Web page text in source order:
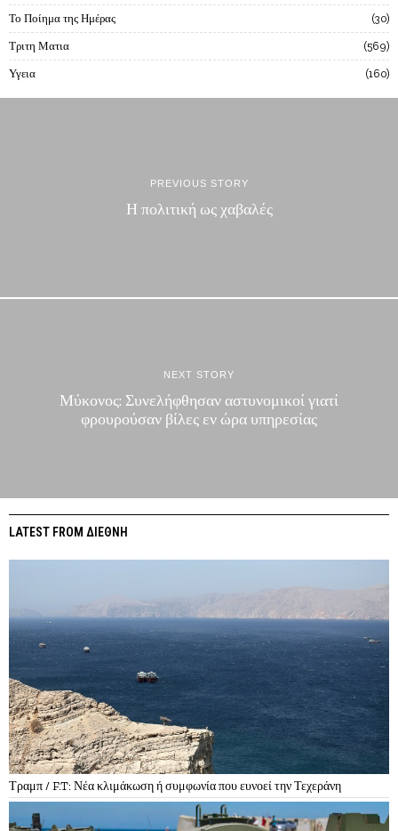
Το Ποίημα της Ημέρας 30
Τριτη Ματια 569
Υγεια 160
PREVIOUS STORY
Η πολιτική ως χαβαλές
NEXT STORY
Μύκονος: Συνελήφθησαν αστυνομικοί γιατί
φρουρούσαν βίλες εν ώρα υπηρεσίας
LATEST FROM ΔΙΕΘΝΗ
Τραμπ / F.T: Νέα κλιμάκωση ή συμφωνία που ευνοεί την Τεχεράνη